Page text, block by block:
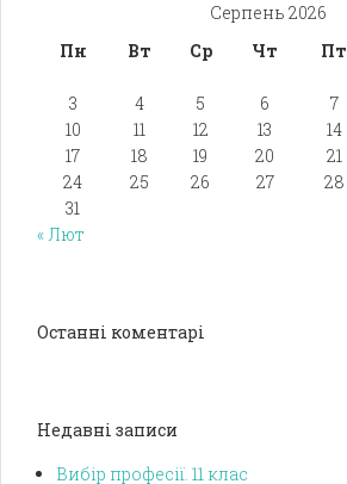
Серпень 2026
Пн
Вт Ср Чт Пт
3
4 5 6 7
10
11 12 13 14
17
18 19 20 21
24
25 26 27 28
31
« Лют
Останні коментарі
Недавні записи
Вибір професії. 11 клас